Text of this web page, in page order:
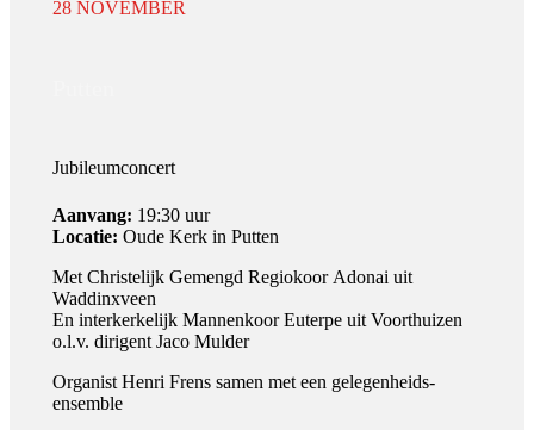
28 NOVEMBER
Jubileumconcert
Aanvang: 19:30 uur
Locatie: Oude Kerk in Putten
Met Christelijk Gemengd Regiokoor Adonai uit
Waddinxveen
En interkerkelijk Mannenkoor Euterpe uit Voorthuizen
o.l.v. dirigent Jaco Mulder
Organist Henri Frens samen met een gelegenheids-
ensemble